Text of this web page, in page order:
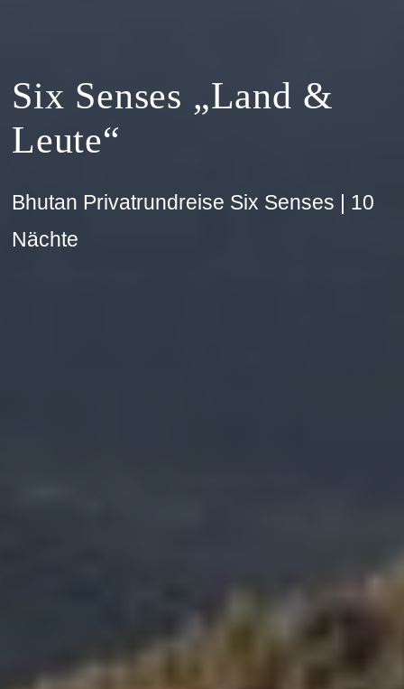
Six Senses „Land &
Leute“
Bhutan Privatrundreise Six Senses | 10
Nächte